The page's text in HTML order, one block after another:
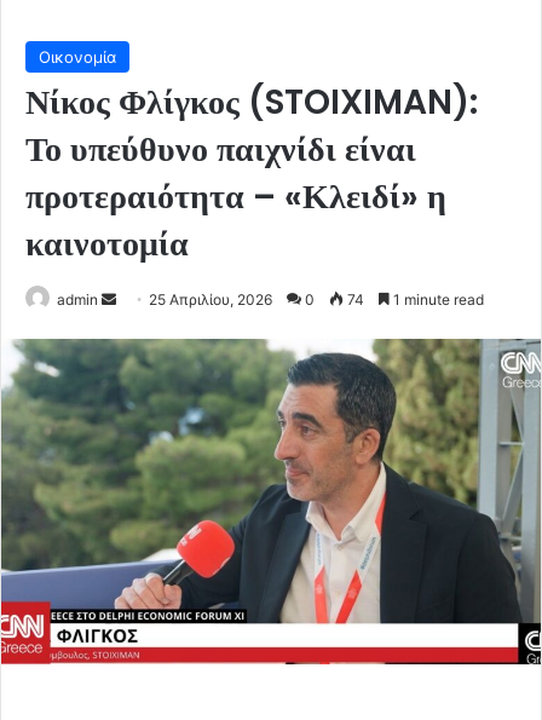
Οικονομία
Νίκος Φλίγκος (STOIXIMAN):
Το υπεύθυνο παιχνίδι είναι
προτεραιότητα – «Κλειδί» η
καινοτομία
admin
Send
email
25 Απριλίου, 2026 0 74 1 minute read